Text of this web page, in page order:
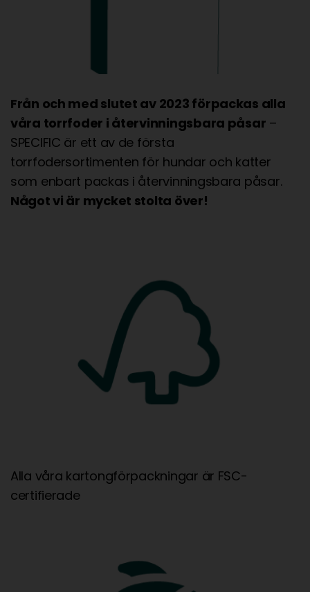
Från och med slutet av 2023 förpackas alla
våra torrfoder i återvinningsbara påsar –
SPECIFIC är ett av de första
torrfodersortimenten för hundar och katter
som enbart packas i återvinningsbara påsar.
Något vi är mycket stolta över!
Alla våra kartongförpackningar är FSC-
certifierade